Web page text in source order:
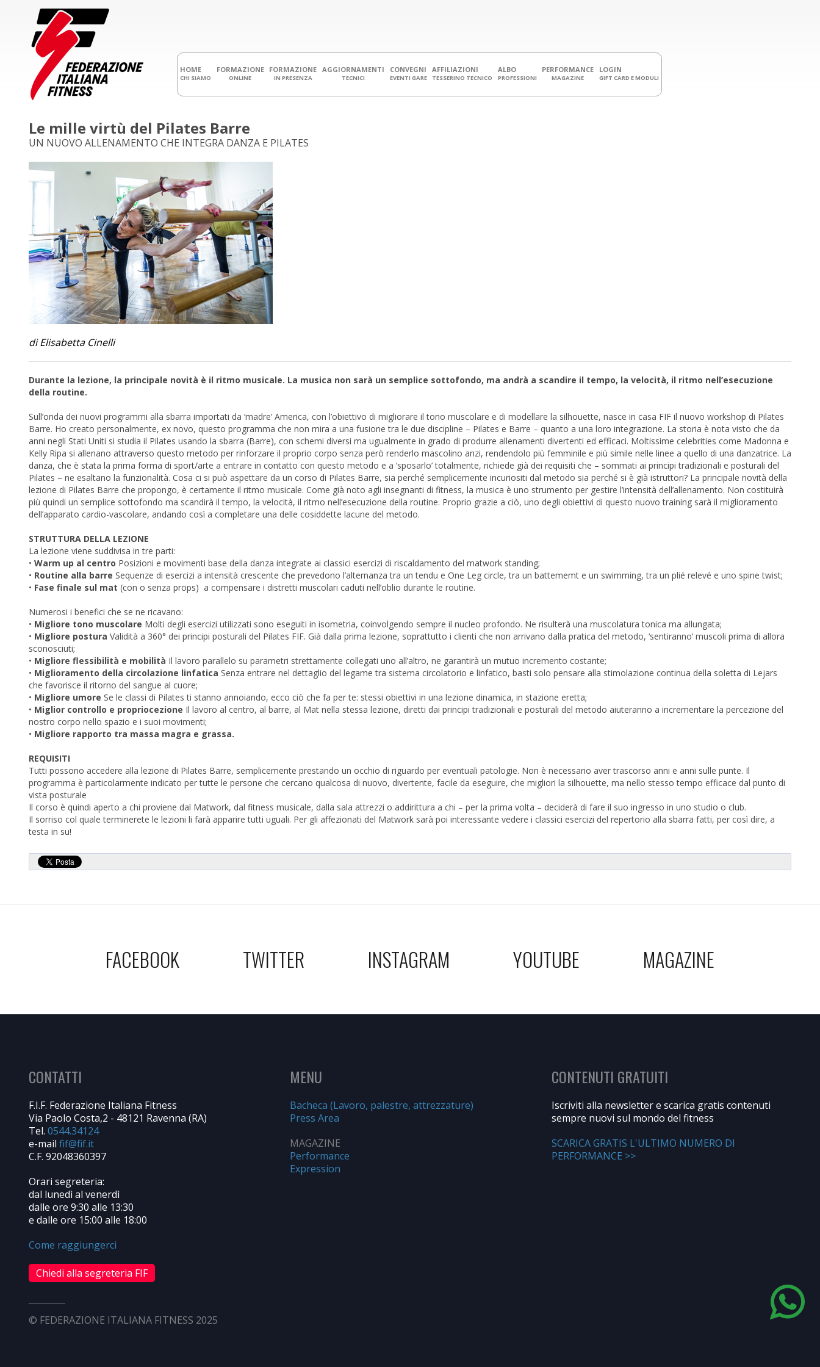
HOME
CHI SIAMO
FORMAZIONE
ONLINE
FORMAZIONE
IN PRESENZA
AGGIORNAMENTI
TECNICI
CONVEGNI
EVENTI GARE
AFFILIAZIONI
TESSERINO TECNICO
ALBO
PROFESSIONI
PERFORMANCE
MAGAZINE
LOGIN
GIFT CARD E MODULI
Le mille virtù del Pilates Barre
UN NUOVO ALLENAMENTO CHE INTEGRA DANZA E PILATES
di Elisabetta Cinelli
Durante la lezione, la principale novità è il ritmo musicale. La musica non sarà un semplice sottofondo, ma andrà a scandire il tempo, la velocità, il ritmo nell’esecuzione
della routine.
Sull’onda dei nuovi programmi alla sbarra importati da ‘madre’ America, con l’obiettivo di migliorare il tono muscolare e di modellare la silhouette, nasce in casa FIF il nuovo workshop di Pilates
Barre. Ho creato personalmente, ex novo, questo programma che non mira a una fusione tra le due discipline – Pilates e Barre – quanto a una loro integrazione. La storia è nota visto che da
anni negli Stati Uniti si studia il Pilates usando la sbarra (Barre), con schemi diversi ma ugualmente in grado di produrre allenamenti divertenti ed efficaci. Moltissime celebrities come Madonna e
Kelly Ripa si allenano attraverso questo metodo per rinforzare il proprio corpo senza però renderlo mascolino anzi, rendendolo più femminile e più simile nelle linee a quello di una danzatrice. La
danza, che è stata la prima forma di sport/arte a entrare in contatto con questo metodo e a ‘sposarlo’ totalmente, richiede già dei requisiti che – sommati ai principi tradizionali e posturali del
Pilates – ne esaltano la funzionalità. Cosa ci si può aspettare da un corso di Pilates Barre, sia perché semplicemente incuriositi dal metodo sia perché si è già istruttori? La principale novità della
lezione di Pilates Barre che propongo, è certamente il ritmo musicale. Come già noto agli insegnanti di fitness, la musica è uno strumento per gestire l’intensità dell’allenamento. Non costituirà
più quindi un semplice sottofondo ma scandirà il tempo, la velocità, il ritmo nell’esecuzione della routine. Proprio grazie a ciò, uno degli obiettivi di questo nuovo training sarà il miglioramento
dell’apparato cardio-vascolare, andando così a completare una delle cosiddette lacune del metodo.
STRUTTURA DELLA LEZIONE
La lezione viene suddivisa in tre parti:
• Warm up al centro Posizioni e movimenti base della danza integrate ai classici esercizi di riscaldamento del matwork standing;
• Routine alla barre Sequenze di esercizi a intensità crescente che prevedono l’alternanza tra un tendu e One Leg circle, tra un battememt e un swimming, tra un plié relevé e uno spine twist;
• Fase finale sul mat (con o senza props) a compensare i distretti muscolari caduti nell’oblio durante le routine.
Numerosi i benefici che se ne ricavano:
• Migliore tono muscolare Molti degli esercizi utilizzati sono eseguiti in isometria, coinvolgendo sempre il nucleo profondo. Ne risulterà una muscolatura tonica ma allungata;
• Migliore postura Validità a 360° dei principi posturali del Pilates FIF. Già dalla prima lezione, soprattutto i clienti che non arrivano dalla pratica del metodo, ‘sentiranno’ muscoli prima di allora
sconosciuti;
• Migliore flessibilità e mobilità Il lavoro parallelo su parametri strettamente collegati uno all’altro, ne garantirà un mutuo incremento costante;
• Miglioramento della circolazione linfatica Senza entrare nel dettaglio del legame tra sistema circolatorio e linfatico, basti solo pensare alla stimolazione continua della soletta di Lejars
che favorisce il ritorno del sangue al cuore;
• Migliore umore Se le classi di Pilates ti stanno annoiando, ecco ciò che fa per te: stessi obiettivi in una lezione dinamica, in stazione eretta;
• Miglior controllo e propriocezione Il lavoro al centro, al barre, al Mat nella stessa lezione, diretti dai principi tradizionali e posturali del metodo aiuteranno a incrementare la percezione del
nostro corpo nello spazio e i suoi movimenti;
• Migliore rapporto tra massa magra e grassa.
REQUISITI
Tutti possono accedere alla lezione di Pilates Barre, semplicemente prestando un occhio di riguardo per eventuali patologie. Non è necessario aver trascorso anni e anni sulle punte. Il
programma è particolarmente indicato per tutte le persone che cercano qualcosa di nuovo, divertente, facile da eseguire, che migliori la silhouette, ma nello stesso tempo efficace dal punto di
vista posturale
Il corso è quindi aperto a chi proviene dal Matwork, dal fitness musicale, dalla sala attrezzi o addirittura a chi – per la prima volta – deciderà di fare il suo ingresso in uno studio o club.
Il sorriso col quale terminerete le lezioni li farà apparire tutti uguali. Per gli affezionati del Matwork sarà poi interessante vedere i classici esercizi del repertorio alla sbarra fatti, per così dire, a
testa in su!
FACEBOOK TWITTER INSTAGRAM YOUTUBE MAGAZINE
CONTATTI
F.I.F. Federazione Italiana Fitness
Via Paolo Costa,2 - 48121 Ravenna (RA)
Tel. 0544.34124
e-mail
C.F. 92048360397
Orari segreteria:
dal lunedì al venerdì
dalle ore 9:30 alle 13:30
e dalle ore 15:00 alle 18:00
Come raggiungerci
Chiedi alla segreteria FIF
© FEDERAZIONE ITALIANA FITNESS 2025
MENU
Bacheca (Lavoro, palestre, attrezzature)
Press Area
MAGAZINE
Performance
Expression
CONTENUTI GRATUITI
Iscriviti alla newsletter e scarica gratis contenuti
sempre nuovi sul mondo del fitness
SCARICA GRATIS L'ULTIMO NUMERO DI
PERFORMANCE >>